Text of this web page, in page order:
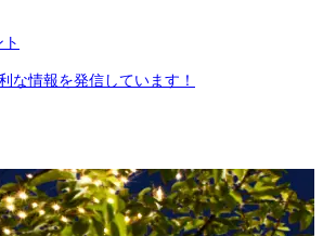
な情報を発信しています！